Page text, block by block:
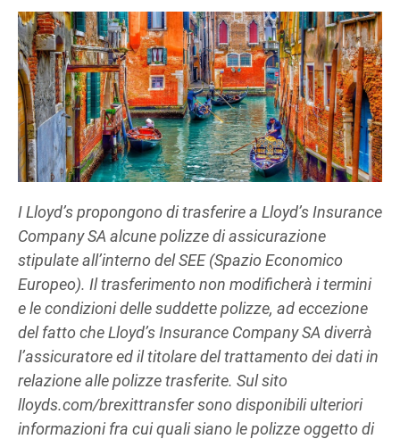
I Lloyd’s propongono di trasferire a Lloyd’s Insurance
Company SA alcune polizze di assicurazione
stipulate all’interno del SEE (Spazio Economico
Europeo). Il trasferimento non modificherà i termini
e le condizioni delle suddette polizze, ad eccezione
del fatto che Lloyd’s Insurance Company SA diverrà
l’assicuratore ed il titolare del trattamento dei dati in
relazione alle polizze trasferite. Sul sito
lloyds.com/brexittransfer sono disponibili ulteriori
informazioni fra cui quali siano le polizze oggetto di